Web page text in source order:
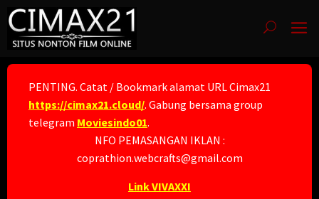
Skip
to
content
PENTING. Catat / Bookmark alamat URL Cimax21
https://cimax21.cloud/. Gabung bersama group
telegram Moviesindo01.
NFO PEMASANGAN IKLAN :
coprathion.webcrafts@gmail.com
Link VIVAXXI